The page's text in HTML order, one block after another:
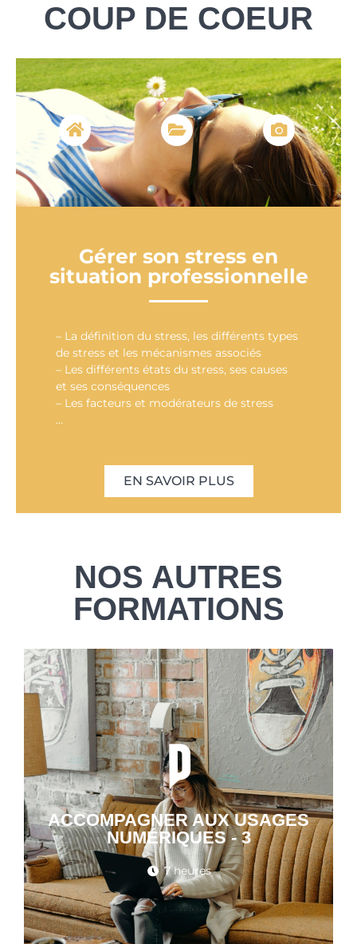
COUP DE COEUR
Gérer son stress en
situation professionnelle
– La définition du stress, les différents types
de stress et les mécanismes associés
– Les différents états du stress, ses causes
et ses conséquences
– Les facteurs et modérateurs de stress
…
EN SAVOIR PLUS
NOS AUTRES
FORMATIONS
ACCOMPAGNER AUX USAGES
NUMÉRIQUES - 3
7 heures